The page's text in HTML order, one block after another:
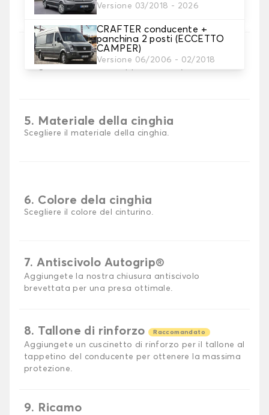
Versione 03/2018 - 2026
CRAFTER conducente +
panchina 2 posti (ECCETTO
CAMPER)
Versione 06/2006 - 02/2018
Selezionare il numero di tappetini per auto
necessari.
4. Colori dei tappetini
Scegli il materiale del tappetino utility.
5. Materiale della cinghia
Scegliere il materiale della cinghia.
6. Colore dela cinghia
Scegliere il colore del cinturino.
7. Antiscivolo Autogrip®
Aggiungete la nostra chiusura antiscivolo
brevettata per una presa ottimale.
8. Tallone di rinforzo Raccomandato
Aggiungete un cuscinetto di rinforzo per il tallone al
tappetino del conducente per ottenere la massima
protezione.
9. Ricamo